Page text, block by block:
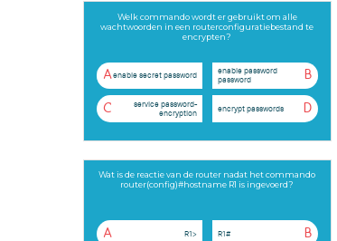
Welk commando wordt er gebruikt om alle
wachtwoorden in een routerconfiguratiebestand te
encrypten?
Aenable secret password B
enable password
password
C
service password-
encryption
D
encrypt passwords
Wat is de reactie van de router nadat het commando
router(config)#hostname R1 is ingevoerd?
A R1> B
R1#